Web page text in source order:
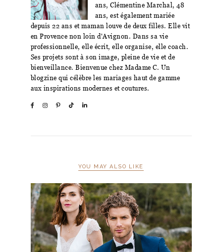
ans, Clémentine Marchal, 48
ans, est également mariée
depuis 22 ans et maman louve de deux filles. Elle vit
en Provence non loin d'Avignon. Dans sa vie
professionnelle, elle écrit, elle organise, elle coach.
Ses projets sont à son image, pleine de vie et de
bienveillance. Bienvenue chez Madame C. Un
blogzine qui célèbre les mariages haut de gamme
aux inspirations modernes et coutures.
YOU MAY ALSO LIKE